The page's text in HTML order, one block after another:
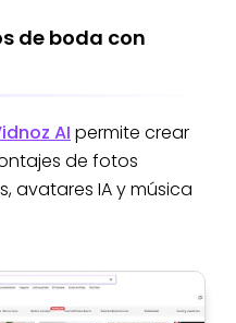
de boda con
AI permite crear
de fotos
avatares IA y música